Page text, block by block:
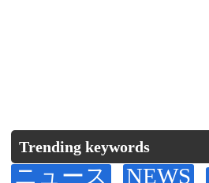
Trending keywords
ニュース NEWS